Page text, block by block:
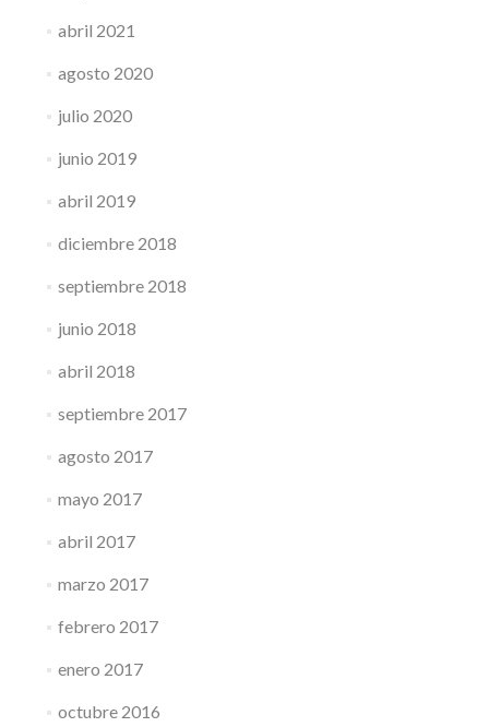
abril 2021
agosto 2020
julio 2020
junio 2019
abril 2019
diciembre 2018
septiembre 2018
junio 2018
abril 2018
septiembre 2017
agosto 2017
mayo 2017
abril 2017
marzo 2017
febrero 2017
enero 2017
octubre 2016